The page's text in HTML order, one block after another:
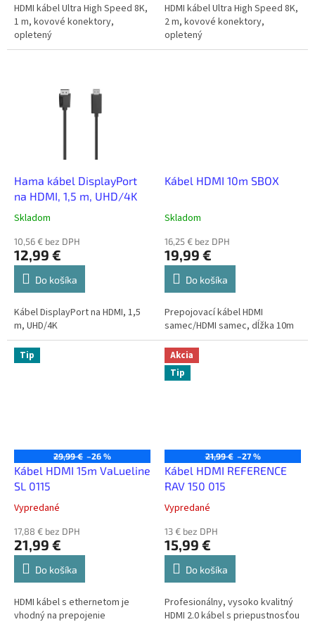
HDMI kábel Ultra High Speed 8K,
1 m, kovové konektory,
opletený
HDMI kábel Ultra High Speed 8K,
2 m, kovové konektory,
opletený
Hama kábel DisplayPort
na HDMI, 1,5 m, UHD/4K
Skladom
10,56 € bez DPH
12,99 €
Do košíka
Kábel DisplayPort na HDMI, 1,5
m, UHD/4K
Kábel HDMI 10m SBOX
Skladom
16,25 € bez DPH
19,99 €
Do košíka
Prepojovací kábel HDMI
samec/HDMI samec, dĺžka 10m
Tip
29,99 € –26 %
Kábel HDMI 15m VaLueline
SL 0115
Vypredané
17,88 € bez DPH
21,99 €
Do košíka
HDMI kábel s ethernetom je
vhodný na prepojenie
Akcia
Tip
21,99 € –27 %
Kábel HDMI REFERENCE
RAV 150 015
Vypredané
13 € bez DPH
15,99 €
Do košíka
Profesionálny, vysoko kvalitný
HDMI 2.0 kábel s priepustnosťou